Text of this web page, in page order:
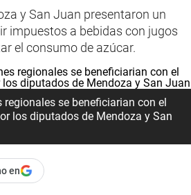
y San Juan presentaron un
impuestos a bebidas con jugos
el consumo de azúcar.
regionales se beneficiarian con el
los diputados de Mendoza y San
en